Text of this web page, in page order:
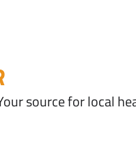
source for local